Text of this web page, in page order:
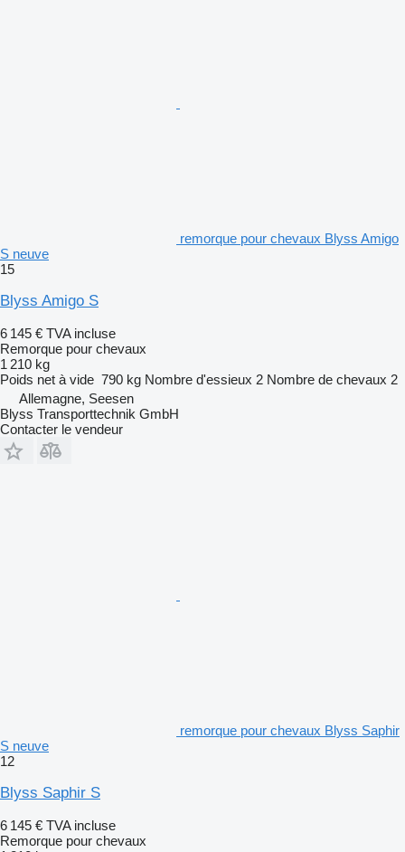
remorque pour chevaux Blyss Amigo
S neuve
15
Blyss Amigo S
6 145 € TVA incluse
Remorque pour chevaux
1 210 kg
Poids net à vide 790 kg Nombre d'essieux 2 Nombre de chevaux 2
Allemagne, Seesen
Blyss Transporttechnik GmbH
Contacter le vendeur
remorque pour chevaux Blyss Saphir
S neuve
12
Blyss Saphir S
6 145 € TVA incluse
Remorque pour chevaux